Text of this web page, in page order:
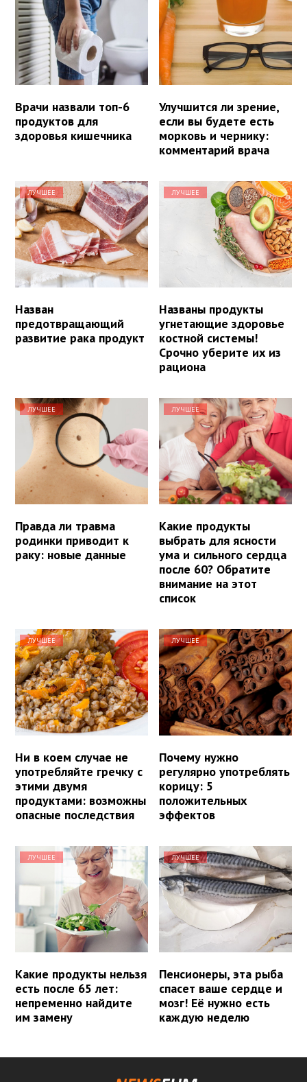
Врачи назвали топ-6
продуктов для
здоровья кишечника
Улучшится ли зрение,
если вы будете есть
морковь и чернику:
комментарий врача
ЛУЧШЕЕ
Назван
предотвращающий
развитие рака продукт
ЛУЧШЕЕ
Названы продукты
угнетающие здоровье
костной системы!
Срочно уберите их из
рациона
ЛУЧШЕЕ
Правда ли травма
родинки приводит к
раку: новые данные
ЛУЧШЕЕ
Какие продукты
выбрать для ясности
ума и сильного сердца
после 60? Обратите
внимание на этот
список
ЛУЧШЕЕ
Ни в коем случае не
употребляйте гречку с
этими двумя
продуктами: возможны
опасные последствия
ЛУЧШЕЕ
Почему нужно
регулярно употреблять
корицу: 5
положительных
эффектов
ЛУЧШЕЕ
Какие продукты нельзя
есть после 65 лет:
непременно найдите
им замену
ЛУЧШЕЕ
Пенсионеры, эта рыба
спасет ваше сердце и
мозг! Её нужно есть
каждую неделю